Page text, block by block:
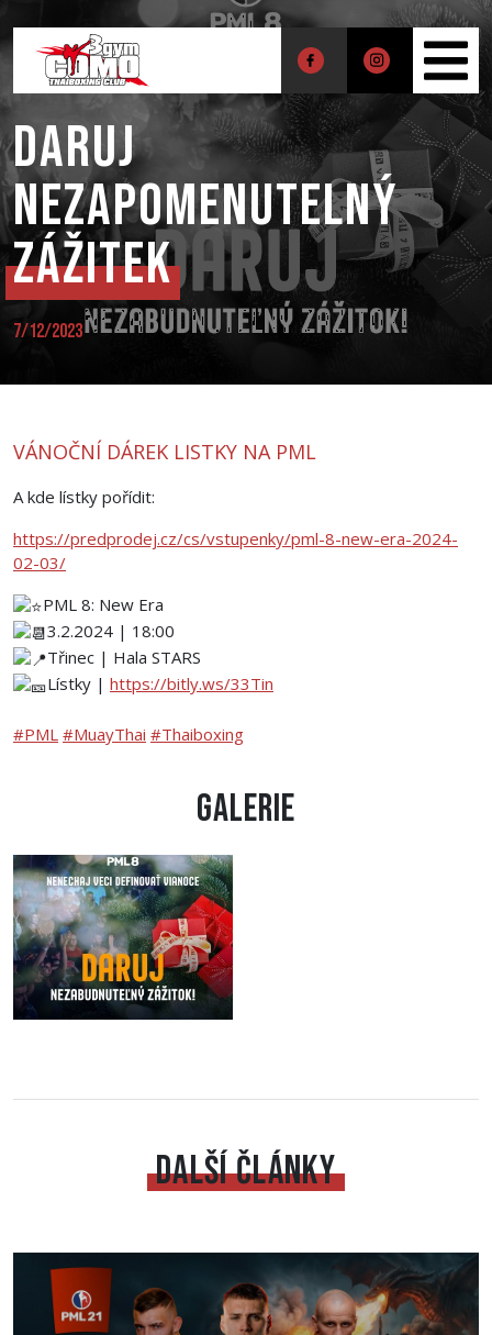
DARUJ
NEZAPOMENUTELNÝ
ZÁŽITEK
7/12/2023
VÁNOČNÍ DÁREK LISTKY NA PML
A kde lístky pořídit:
https://predprodej.cz/cs/vstupenky/pml-8-new-era-2024-
02-03/
PML 8: New Era
3.2.2024 | 18:00
Třinec | Hala STARS
Lístky | https://bitly.ws/33Tin
#PML #MuayThai #Thaiboxing
Galerie
DALŠÍ ČLÁNKY